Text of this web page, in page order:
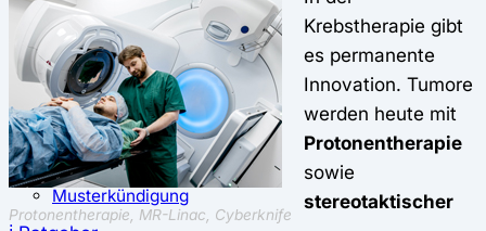
⚖️ Vergleich & Rechner
Krankenkassenvergleich
Krankenkassenrechner
↔ Wechsel
Krankenkassenwechsel
Kündigung
Musterkündigung
Protonentherapie, MR-Linac, Cyberknife
Krebstherapie gibt
es permanente
Innovation. Tumore
werden heute mit
Protonentherapie
sowie
stereotaktischer